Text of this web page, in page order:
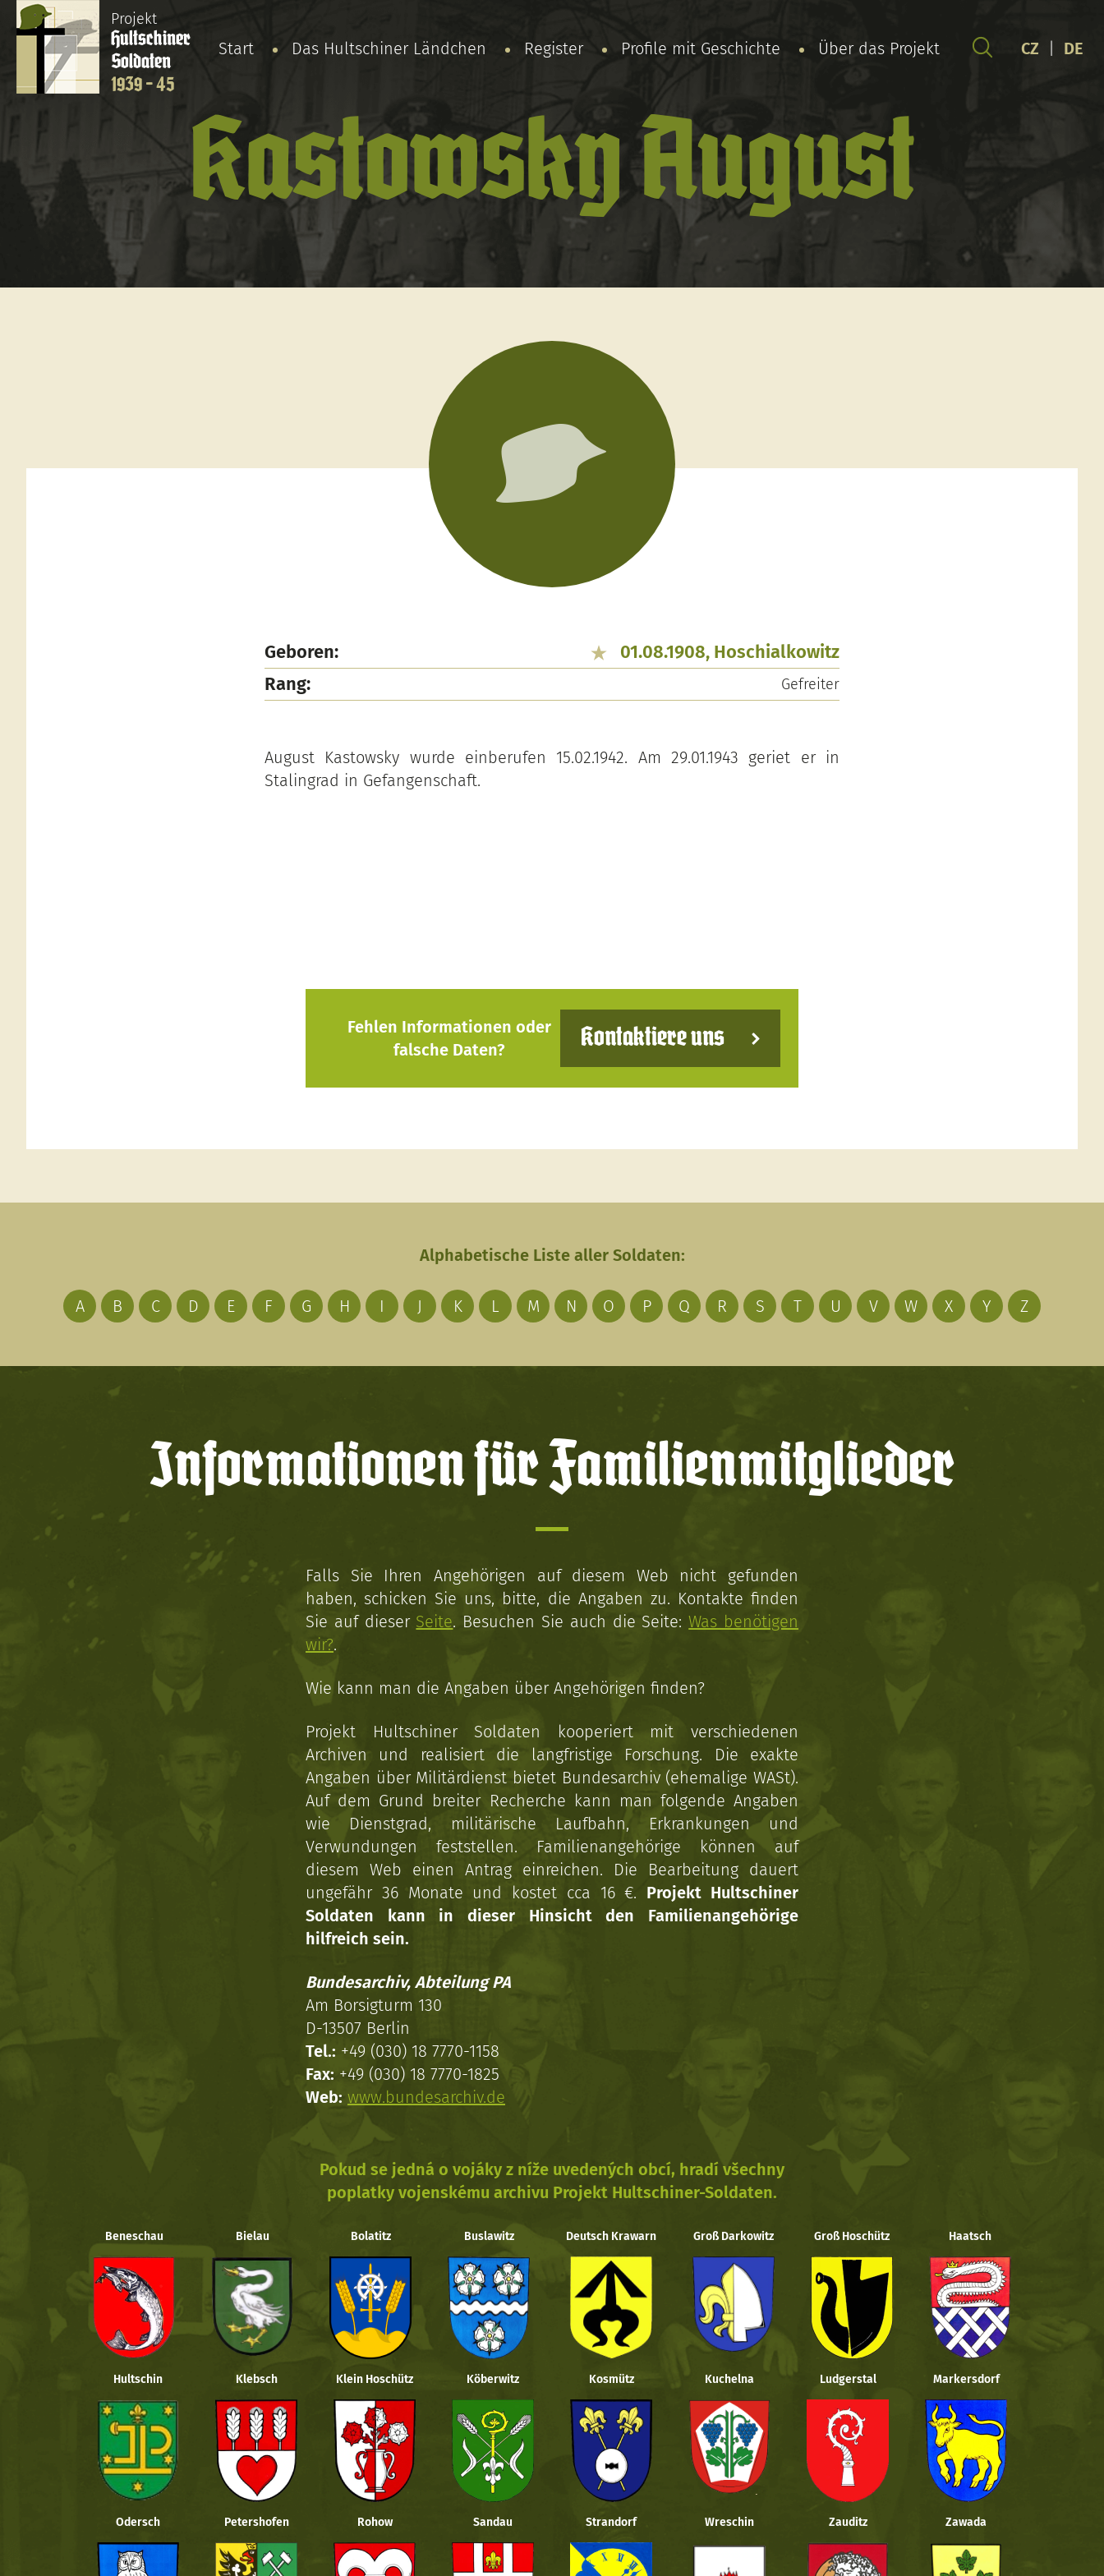
Projekt
Hultschiner
Soldaten
1939 - 45
Start Das Hultschiner Ländchen Register Profile mit Geschichte Über das Projekt CZ DE
Kastowsky August
Geboren:
01.08.1908, Hoschialkowitz
Rang:
Gefreiter
August Kastowsky wurde einberufen 15.02.1942. Am 29.01.1943 geriet er in
Stalingrad in Gefangenschaft.
Fehlen Informationen oder
falsche Daten?
Kontaktiere uns
Alphabetische Liste aller Soldaten:
A B C D E F G H I J K L M N O P Q R S T U V W X Y Z
Informationen für Familienmitglieder
Falls Sie Ihren Angehörigen auf diesem Web nicht gefunden
haben, schicken Sie uns, bitte, die Angaben zu. Kontakte finden
Sie auf dieser Seite. Besuchen Sie auch die Seite:Was benötigen
wir?.
Wie kann man die Angaben über Angehörigen finden?
Projekt Hultschiner Soldaten kooperiert mit verschiedenen
Archiven und realisiert die langfristige Forschung. Die exakte
Angaben über Militärdienst bietet Bundesarchiv (ehemalige WASt).
Auf dem Grund breiter Recherche kann man folgende Angaben
wie Dienstgrad, militärische Laufbahn, Erkrankungen und
Verwundungen feststellen. Familienangehörige können auf
diesem Web einen Antrag einreichen. Die Bearbeitung dauert
ungefähr 36 Monate und kostet cca 16 €. Projekt Hultschiner
Soldaten kann in dieser Hinsicht den Familienangehörige
hilfreich sein.
Bundesarchiv, Abteilung PA
Am Borsigturm 130
D-13507 Berlin
Tel.: +49 (030) 18 7770-1158
Fax: +49 (030) 18 7770-1825
Web: www.bundesarchiv.de
Pokud se jedná o vojáky z níže uvedených obcí, hradí všechny
poplatky vojenskému archivu Projekt Hultschiner-Soldaten.
Beneschau Bielau Bolatitz Buslawitz Deutsch Krawarn Groß Darkowitz Groß Hoschütz Haatsch
Hultschin Klebsch Klein Hoschütz Köberwitz Kosmütz Kuchelna Ludgerstal Markersdorf
Odersch Petershofen Rohow Sandau Strandorf Wreschin Zauditz Zawada